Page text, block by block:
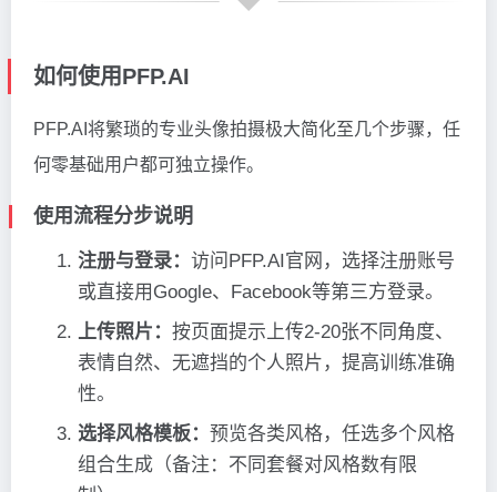
如何使用PFP.AI
PFP.AI将繁琐的专业头像拍摄极大简化至几个步骤，任
何零基础用户都可独立操作。
使用流程分步说明
注册与登录： 访问PFP.AI官网，选择注册账号
或直接用Google、Facebook等第三方登录。
上传照片： 按页面提示上传2-20张不同角度、
表情自然、无遮挡的个人照片，提高训练准确
性。
选择风格模板： 预览各类风格，任选多个风格
组合生成（备注：不同套餐对风格数有限